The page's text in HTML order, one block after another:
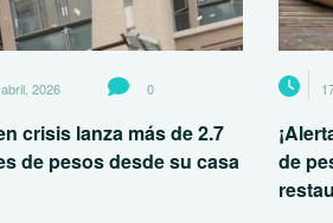
2026 0
crisis lanza más de 2.7
de pesos desde su casa
de